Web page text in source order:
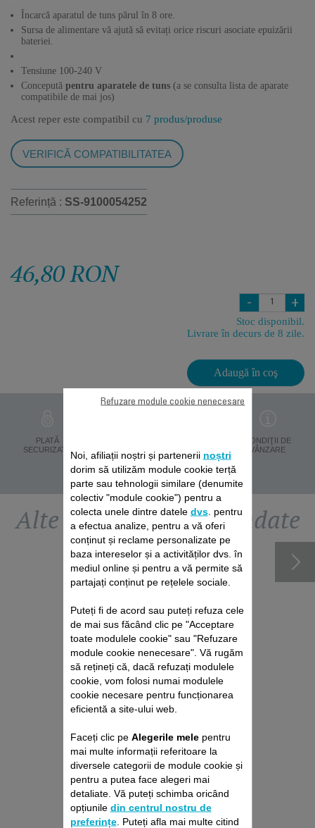
Încarcă aparatul de tuns părul în 8 ore.
Sursa de alimentare vă ajută să evitați orice riscuri asociate epuizării
bateriei.
Tensiune 100-240 V
Concepută pentru aparatele de tuns (a se consulta lista de aparate
compatibile de mai jos)
Acest reper este compatibil cu 7 produs/produse
VERIFICĂ COMPATIBILITATEA
Referință : SS-9100054252
46,80 RON
- +
Stoc disponibil.
Livrare în decurs de 8 zile.
Adaugă în coş
PLATĂ
SECURIZATĂ
PERSONALE
CONDIŢII DE
VÂNZARE
Alte accesorii recomandate
STICLUȚĂ DE ULEI CS-
Pentru buna funcționare a
aparatului de tuns.
Stoc disponibil.
15,60 RON
Noi, afiliații noștri și partenerii noștri
dorim să utilizăm module cookie terță
parte sau tehnologii similare (denumite
colectiv "module cookie") pentru a
colecta unele dintre datele dvs. pentru
a efectua analize, pentru a vă oferi
conținut și reclame personalizate pe
baza intereselor și a activităților dvs. în
mediul online și pentru a vă permite să
partajați conținut pe rețelele sociale.
Puteți fi de acord sau puteți refuza cele
de mai sus făcând clic pe "Acceptare
toate modulele cookie" sau "Refuzare
module cookie nenecesare". Vă rugăm
să rețineți că, dacă refuzați modulele
cookie, vom folosi numai modulele
cookie necesare pentru funcționarea
eficientă a site-ului web.
Faceți clic pe Alegerile melepentru
mai multe informații referitoare la
diversele categorii de module cookie și
pentru a putea face alegeri mai
detaliate. Vă puteți schimba oricând
opțiunile din centrul nostru de
preferințe. Puteți afla mai multe citind
Refuzare module cookie nenecesare